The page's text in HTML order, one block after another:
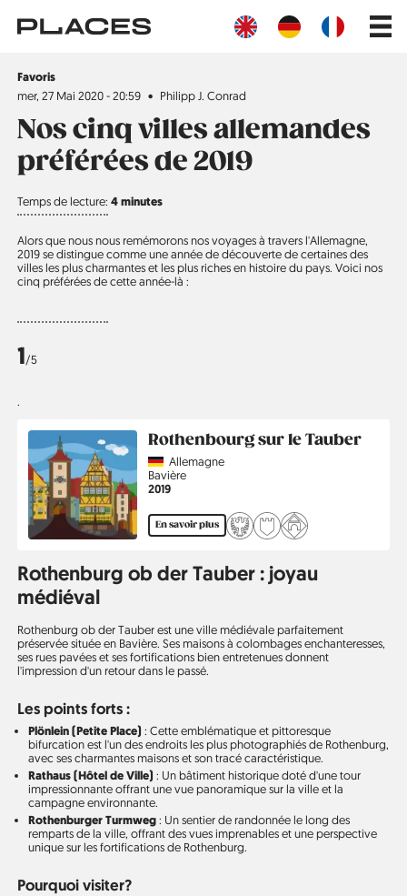
contenu
Main
Sujet
Favoris
mer, 27 Mai 2020 - 20:59 Philipp J. Conrad
Nos cinq villes allemandes
préférées de 2019
Temps de lecture:4 minutes
Alors que nous nous remémorons nos voyages à travers l'Allemagne,
2019 se distingue comme une année de découverte de certaines des
villes les plus charmantes et les plus riches en histoire du pays. Voici nos
cinq préférées de cette année-là :
1/5
.
Rothenbourg sur le Tauber
CountryAllemagne
Région
Bavière
Année
2019
En savoir plus
Rothenburg ob der Tauber : joyau
médiéval
Rothenburg ob der Tauber est une ville médiévale parfaitement
préservée située en Bavière. Ses maisons à colombages enchanteresses,
ses rues pavées et ses fortifications bien entretenues donnent
l'impression d'un retour dans le passé.
Les points forts :
Plönlein (Petite Place) : Cette emblématique et pittoresque
bifurcation est l'un des endroits les plus photographiés de Rothenburg,
avec ses charmantes maisons et son tracé caractéristique.
Rathaus (Hôtel de Ville) : Un bâtiment historique doté d'une tour
impressionnante offrant une vue panoramique sur la ville et la
campagne environnante.
Rothenburger Turmweg: Un sentier de randonnée le long des
remparts de la ville, offrant des vues imprenables et une perspective
unique sur les fortifications de Rothenburg.
Pourquoi visiter?